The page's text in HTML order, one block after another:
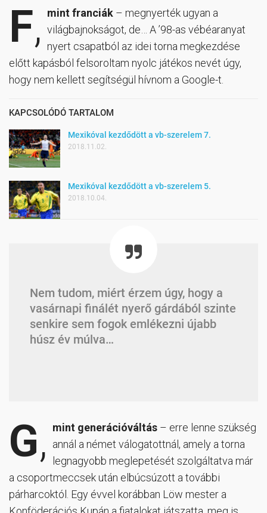
F, mint franciák – megnyerték ugyan a
világbajnokságot, de… A ’98-as vébéaranyat
nyert csapatból az idei torna megkezdése
előtt kapásból felsoroltam nyolc játékos nevét úgy,
hogy nem kellett segítségül hívnom a Google-t.
KAPCSOLÓDÓ TARTALOM
Mexikóval kezdődött a vb-szerelem 7.
2018.11.02.
Mexikóval kezdődött a vb-szerelem 5.
2018.10.04.
Nem tudom, miért érzem úgy, hogy a
vasárnapi finálét nyerő gárdából szinte
senkire sem fogok emlékezni újabb
húsz év múlva…
G, mint generációváltás – erre lenne szükség
annál a német válogatottnál, amely a torna
legnagyobb meglepetését szolgáltatva már
a csoportmeccsek után elbúcsúzott a további
párharcoktól. Egy évvel korábban Löw mester a